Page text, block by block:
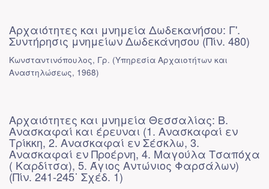
Αρχαιότητες και μνημεία Δωδεκανήσου: Γ'.
Συντήρησις μνημείων Δωδεκάνησου (Πίν. 480)
Κωνσταντινόπουλος, Γρ. (Υπηρεσία Αρχαιοτήτων και
Αναστηλώσεως, 1968)
Αρχαιότητες και μνημεία Θεσσαλίας: Β.
Ανασκαφαί και έρευναι (1. Ανασκαφαί εν
Τρίκκη, 2. Ανασκαφαί εν Σέσκλω, 3.
Ανασκαφαί εν Προέρνη, 4. Μαγούλα Τσαπόχα
( Καρδίτσα), 5. Άγιος Αντώνιος Φαρσάλων)
(Πίν. 241-245˙ Σχέδ. 1)